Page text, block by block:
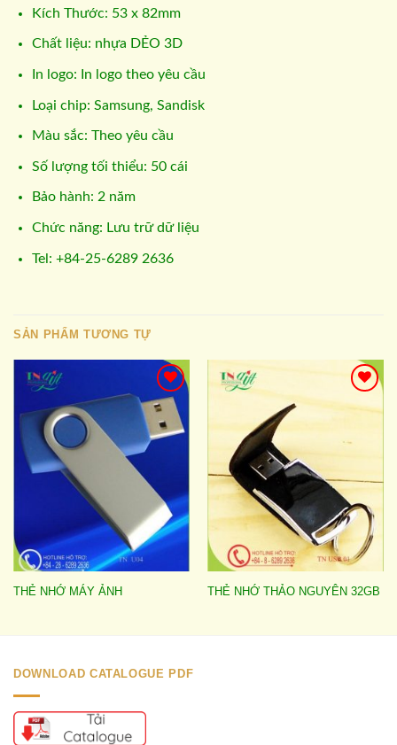
Kích Thước: 53 x 82mm
Chất liệu: nhựa DẺO 3D
In logo: In logo theo yêu cầu
Loại chip: Samsung, Sandisk
Màu sắc: Theo yêu cầu
Số lượng tối thiểu: 50 cái
Bảo hành: 2 năm
Chức năng: Lưu trữ dữ liệu
Tel: +84-25-6289 2636
SẢN PHẨM TƯƠNG TỰ
Add to
wishlist
THẺ NHỚ MÁY ẢNH
Add to
THẺ NHỚ THẢO NGUYÊN 32GB
DOWNLOAD CATALOGUE PDF